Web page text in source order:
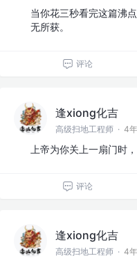
当你花三秒看完这篇沸
无所获。
评论
逢xiong化吉
高级扫地工程师 · 4
上帝为你关上一扇门时
评论
逢xiong化吉
高级扫地工程师 · 4